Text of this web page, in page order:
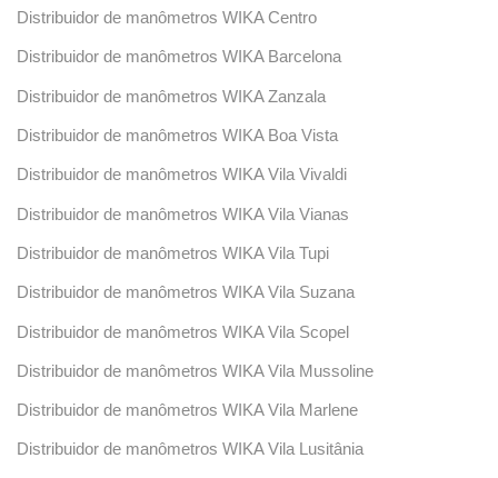
Distribuidor de manômetros WIKA Centro
Distribuidor de manômetros WIKA Barcelona
Distribuidor de manômetros WIKA Zanzala
Distribuidor de manômetros WIKA Boa Vista
Distribuidor de manômetros WIKA Vila Vivaldi
Distribuidor de manômetros WIKA Vila Vianas
Distribuidor de manômetros WIKA Vila Tupi
Distribuidor de manômetros WIKA Vila Suzana
Distribuidor de manômetros WIKA Vila Scopel
Distribuidor de manômetros WIKA Vila Mussoline
Distribuidor de manômetros WIKA Vila Marlene
Distribuidor de manômetros WIKA Vila Lusitânia